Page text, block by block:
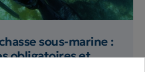
sous-marine :
obligatoires et